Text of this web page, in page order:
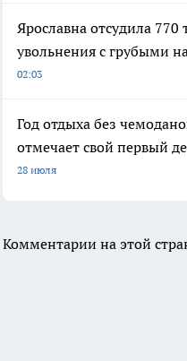
Ярославна отсудила 770
увольнения с грубыми
02:03
Год отдыха без
отмечает свой первый
28 июля
Комментарии на этой